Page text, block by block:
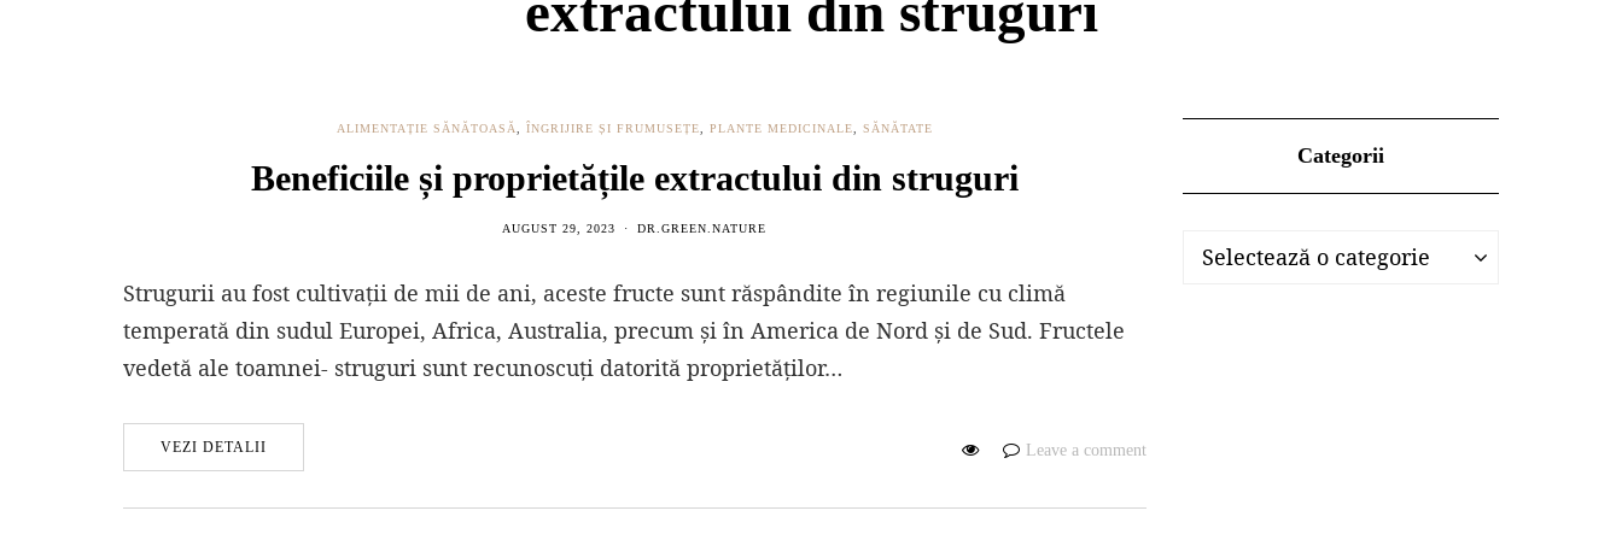
ALIMENTAȚIE SĂNĂTOASĂ ÎNGRIJIRE ȘI FRUMUSEȚE PLANTE MEDICINALE SĂNĂTATE
Beneficiile și proprietățile extractului din struguri
AUGUST 29, 2023 DR.GREEN.NATURE
Strugurii au fost cultivații de mii de ani, aceste fructe sunt răspândite în regiunile cu climă
temperată din sudul Europei, Africa, Australia, precum și în America de Nord și de Sud. Fructele
vedetă ale toamnei- struguri sunt recunoscuți datorită proprietăților…
VEZI DETALII Leave a comment
Categorii
Categorii
Selectează o categorie
Categorii